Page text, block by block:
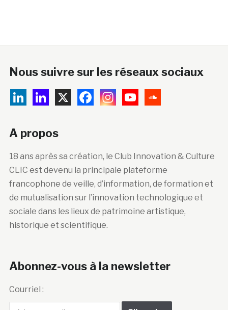
Nous suivre sur les réseaux sociaux
A propos
18 ans après sa création, le Club Innovation & Culture
CLIC est devenu la principale plateforme
francophone de veille, d’information, de formation et
de mutualisation sur l’innovation technologique et
sociale dans les lieux de patrimoine artistique,
historique et scientifique.
Abonnez-vous à la newsletter
Courriel :